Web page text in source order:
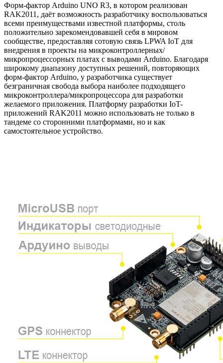
Форм-фактор Arduino UNO R3, в котором реализован
RAK2011, даёт возможность разработчику воспользоваться
всеми преимуществами известной платформы, столь
положительно зарекомендовавшей себя в мировом
сообществе, предоставляя сотовую связь LPWA IoT для
внедрения в проекты на микроконтроллерных/
микропроцессорных платах с выводами Arduino. Благодаря
широкому диапазону доступных решений, повторяющих
форм-фактор Arduino, у разработчика существует
безграничная свобода выбора наиболее подходящего
микроконтроллера/микропроцессора для разработки
желаемого приложения. Платформу разработки IoT-
приложений RAK2011 можно использовать не только в
тандеме со сторонними платформами, но и как
самостоятельное устройство.